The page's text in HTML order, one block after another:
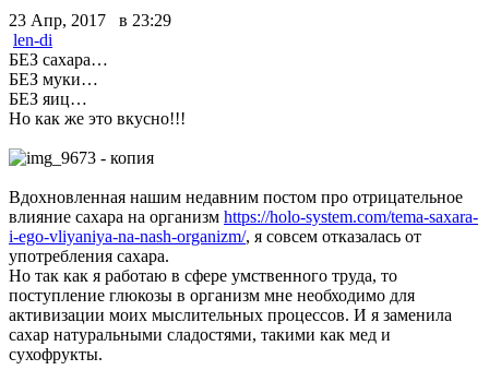
23 Апр, 2017 в 23:29
len-di
БЕЗ сахара…
БЕЗ муки…
БЕЗ яиц…
Но как же это вкусно!!!
Вдохновленная нашим недавним постом про отрицательное
влияние сахара на организм https://holo-system.com/tema-saxara-
i-ego-vliyaniya-na-nash-organizm/, я совсем отказалась от
употребления сахара.
Но так как я работаю в сфере умственного труда, то
поступление глюкозы в организм мне необходимо для
активизации моих мыслительных процессов. И я заменила
сахар натуральными сладостями, такими как мед и
сухофрукты.